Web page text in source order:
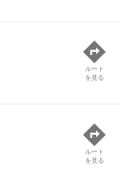
ルート
を見る
ルート
を見る